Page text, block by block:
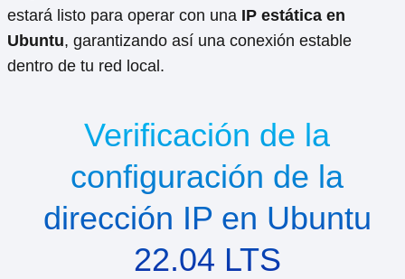
estará listo para operar con una IP estática en
Ubuntu, garantizando así una conexión estable
dentro de tu red local.
Verificación de la
configuración de la
dirección IP en Ubuntu
22.04 LTS